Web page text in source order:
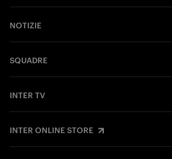
NOTIZIE
SQUADRE
INTER TV
INTER ONLINE STORE